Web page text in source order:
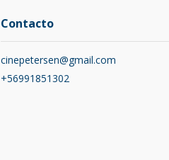
Contacto
cinepetersen@gmail.com
+56991851302